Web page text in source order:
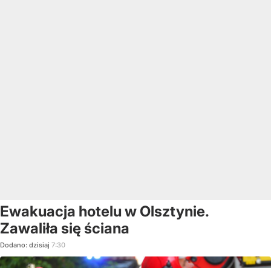
Ewakuacja hotelu w Olsztynie.
Zawaliła się ściana
Dodano: dzisiaj 7:30